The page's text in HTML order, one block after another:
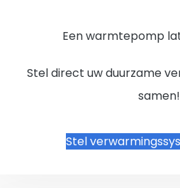
Een warmtepomp
Stel direct uw duurzame
samen!
Stel